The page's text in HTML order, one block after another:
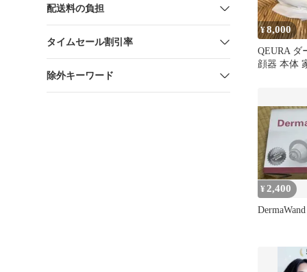
配送料の負担
タイムセール割引率
除外キーワード
¥8,000
QEURA ダ
顔器 本体
¥ 2,400